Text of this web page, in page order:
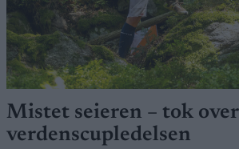
Mistet seieren – tok over
verdenscupledelsen